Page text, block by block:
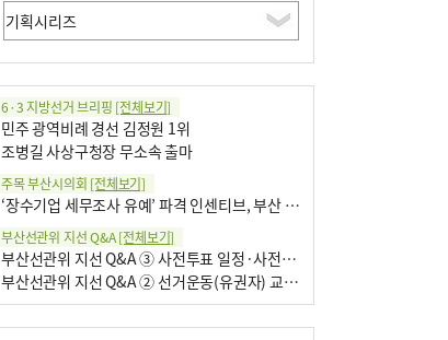
6·3 지방선거 브리핑 [전체보기]
민주 광역비례 경선 김정원 1위
조병길 사상구청장 무소속 출마
주목 부산시의회 [전체보기]
‘장수기업 세무조사 유예’ 파격 인센티브, 부산 유출 막을까
부산선관위 지선 Q&A[전체보기]
부산선관위 지선 Q&A ③ 사전투표 일정·사전투표함 보관
부산선관위 지선 Q&A ② 선거운동(유권자) 교육감투표용지